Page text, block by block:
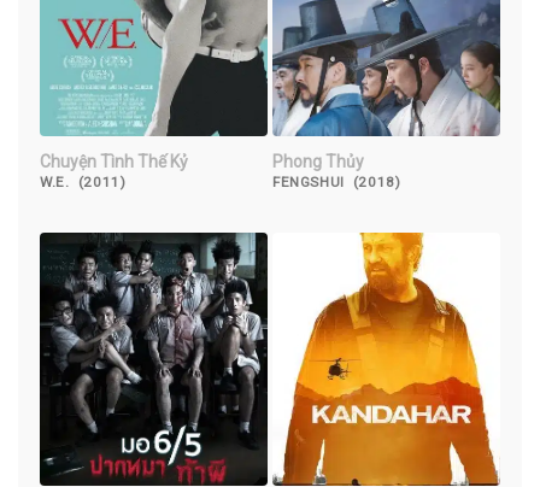
Chuyện Tình Thế Kỷ
W.E. (2011)
Phong Thủy
FENGSHUI (2018)